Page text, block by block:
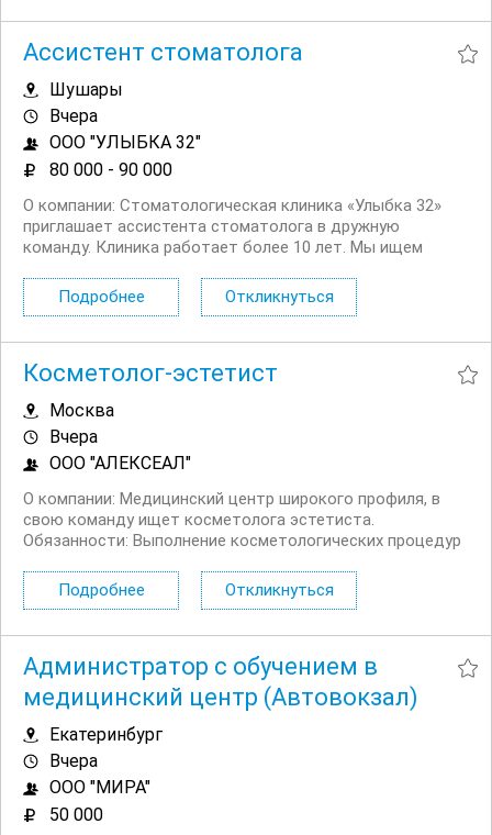
Ассистент стоматолога
Шушары
Вчера
ООО "УЛЫБКА 32"
80 000 - 90 000
О компании: Стоматологическая клиника «Улыбка 32»
приглашает ассистента стоматолога в дружную
команду. Клиника работает более 10 лет. Мы ищем
важно развиваться в профессии и помогать врачу
обеспечивать комфорт пациента во время лечения....
Подробнее Откликнуться
Косметолог-эстетист
Москва
Вчера
ООО "АЛЕКСЕАЛ"
О компании: Медицинский центр широкого профиля, в
свою команду ищет косметолога эстетиста.
Обязанности: Выполнение косметологических процедур
клиентов по подбору процедур и уходовых средств.
Проведение процедур лазерной и...
Подробнее Откликнуться
Администратор с обучением в
медицинский центр (Автовокзал)
Екатеринбург
Вчера
ООО "МИРА"
50 000